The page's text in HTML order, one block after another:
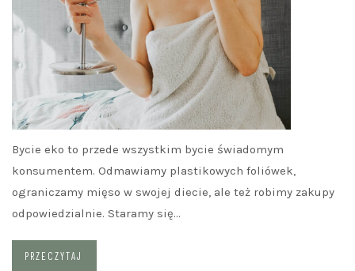
Bycie eko to przede wszystkim bycie świadomym
konsumentem. Odmawiamy plastikowych foliówek,
ograniczamy mięso w swojej diecie, ale też robimy zakupy
odpowiedzialnie. Staramy się…
PRZECZYTAJ